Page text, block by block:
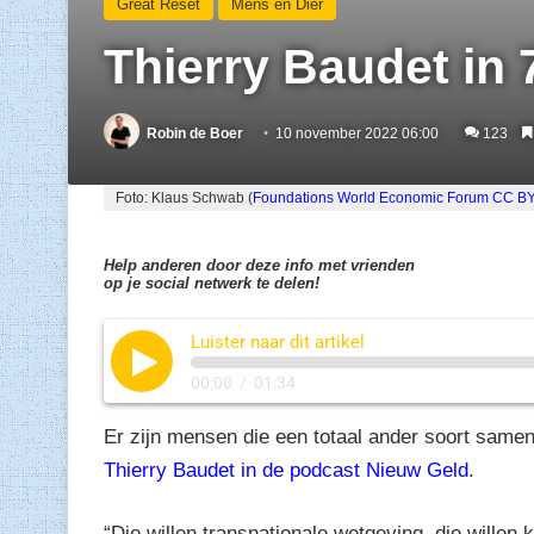
Great Reset Mens en Dier
Thierry Baudet in
Robin de Boer 10 november 2022 06:00 123
Foto: Klaus Schwab (Foundations World Economic Forum CC
Help anderen door deze info met vrienden
op je social netwerk te delen!
Luister naar dit artikel
00:00 / 01:34
Er zijn mensen die een totaal ander soort
Thierry Baudet in de podcast Nieuw Geld.